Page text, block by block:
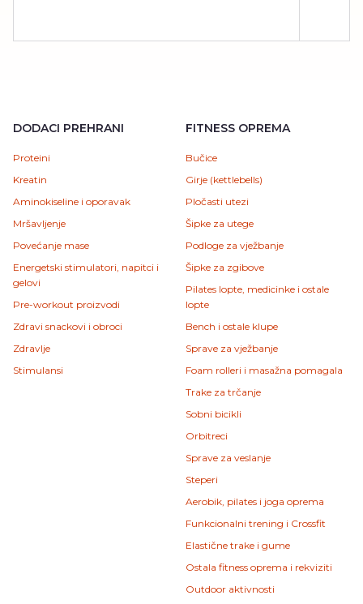
DODACI PREHRANI
Proteini
Kreatin
Aminokiseline i oporavak
Mršavljenje
Povećanje mase
Energetski stimulatori, napitci i
gelovi
Pre-workout proizvodi
Zdravi snackovi i obroci
Zdravlje
Stimulansi
FITNESS OPREMA
Bučice
Girje (kettlebells)
Pločasti utezi
Šipke za utege
Podloge za vježbanje
Šipke za zgibove
Pilates lopte, medicinke i ostale
lopte
Bench i ostale klupe
Sprave za vježbanje
Foam rolleri i masažna pomagala
Trake za trčanje
Sobni bicikli
Orbitreci
Sprave za veslanje
Steperi
Aerobik, pilates i joga oprema
Funkcionalni trening i Crossfit
Elastične trake i gume
Ostala fitness oprema i rekviziti
Outdoor aktivnosti